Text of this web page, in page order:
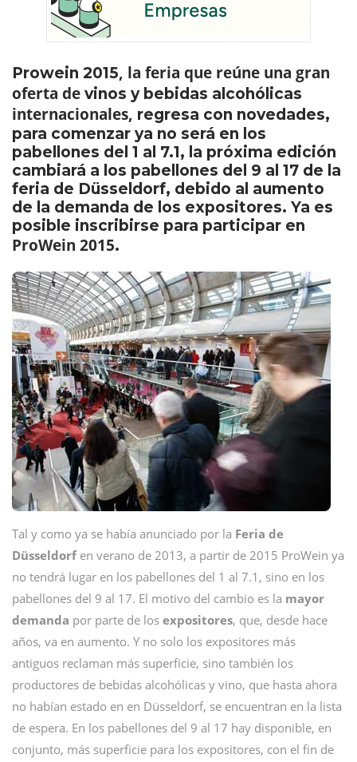
Prowein 2015, la feria que reúne una gran
oferta de vinos y bebidas alcohólicas
internacionales, regresa con novedades,
para comenzar ya no será en los
pabellones del 1 al 7.1, la próxima edición
cambiará a los pabellones del 9 al 17 de la
feria de Düsseldorf, debido al aumento
de la demanda de los expositores. Ya es
posible inscribirse para participar en
ProWein 2015.
Tal y como ya se había anunciado por la Feria de
Düsseldorfen verano de 2013, a partir de 2015 ProWein ya
no tendrá lugar en los pabellones del 1 al 7.1, sino en los
pabellones del 9 al 17. El motivo del cambio es la mayor
demanda por parte de los expositores, que, desde hace
años, va en aumento. Y no solo los expositores más
antiguos reclaman más superficie, sino también los
productores de bebidas alcohólicas y vino, que hasta ahora
no habían estado en en Düsseldorf, se encuentran en la lista
de espera. En los pabellones del 9 al 17 hay disponible, en
conjunto, más superficie para los expositores, con el fin de